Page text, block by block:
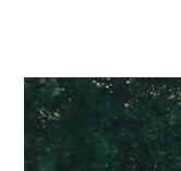
„I
Know
This
Much